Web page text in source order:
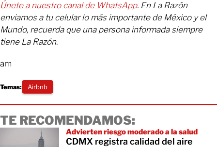
Únete a nuestro canal de WhatsApp. En La Razón
enviamos a tu celular lo más importante de México y el
Mundo, recuerda que una persona informada siempre
tiene La Razón.
am
Temas: Airbnb
TE RECOMENDAMOS:
Advierten riesgo moderado a la salud
CDMX registra calidad del aire